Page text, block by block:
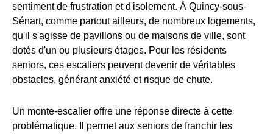
sentiment de frustration et d'isolement. À Quincy-sous-
Sénart, comme partout ailleurs, de nombreux logements,
qu'il s'agisse de pavillons ou de maisons de ville, sont
dotés d'un ou plusieurs étages. Pour les résidents
seniors, ces escaliers peuvent devenir de véritables
obstacles, générant anxiété et risque de chute.
Un monte-escalier offre une réponse directe à cette
problématique. Il permet aux seniors de franchir les